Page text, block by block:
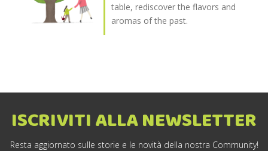
table, rediscover the flavors and
aromas of the past.
ISCRIVITI ALLA NEWSLETTER
Resta aggiornato sulle storie e le novità della nostra Community!